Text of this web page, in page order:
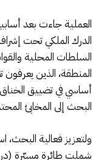
العملية جاءت بعد
الدرك الملكي تحت
السلطات المحلية
المنطقة، الذين
أساسي في تضييق
البحث إلى المخابئ
ولتعزيز فعالية
شملت طائرة مسيّرة